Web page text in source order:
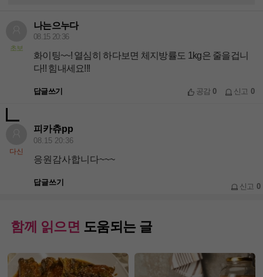
초보
나는으누다
08.15 20:36
화이팅~~! 열심히 하다보면 체지방률도 1kg은 줄을겁니
다!! 힘내세요!!!
답글쓰기 공감0 신고 0
다신
피카츄pp
08.15 20:36
응원감사합니다~~~
답글쓰기 신고 0
함께 읽으면 도움되는 글